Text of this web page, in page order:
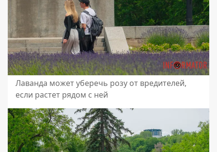
Лаванда может уберечь розу от вредителей,
если растет рядом с ней